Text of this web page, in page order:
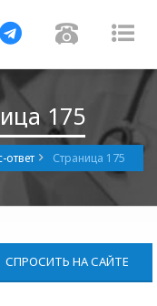
Навигация
175
ответ Страница 175
СПРОСИТЬ НА САЙТЕ